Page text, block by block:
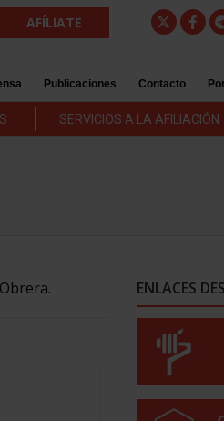
AFÍLIATE
Publicaciones Contacto
SERVICIOS A LA AFILIACIÓN
ENLACES